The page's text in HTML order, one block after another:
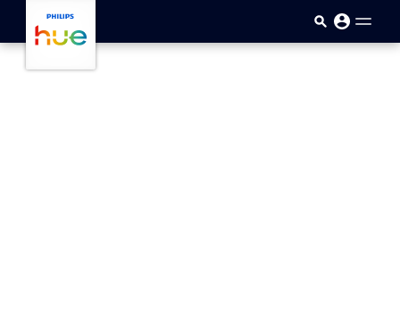
Saltar al contenido principal